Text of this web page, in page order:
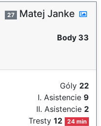
27 Matej Janke
Body 33
Góly 22
I. Asistencie 9
II. Asistencie 2
Tresty12 24 min